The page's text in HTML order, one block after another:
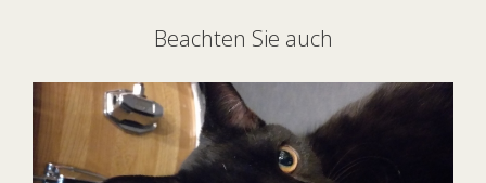
Beachten Sie auch